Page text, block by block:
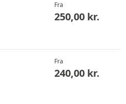
Fra
250,00 kr.
Fra
240,00 kr.